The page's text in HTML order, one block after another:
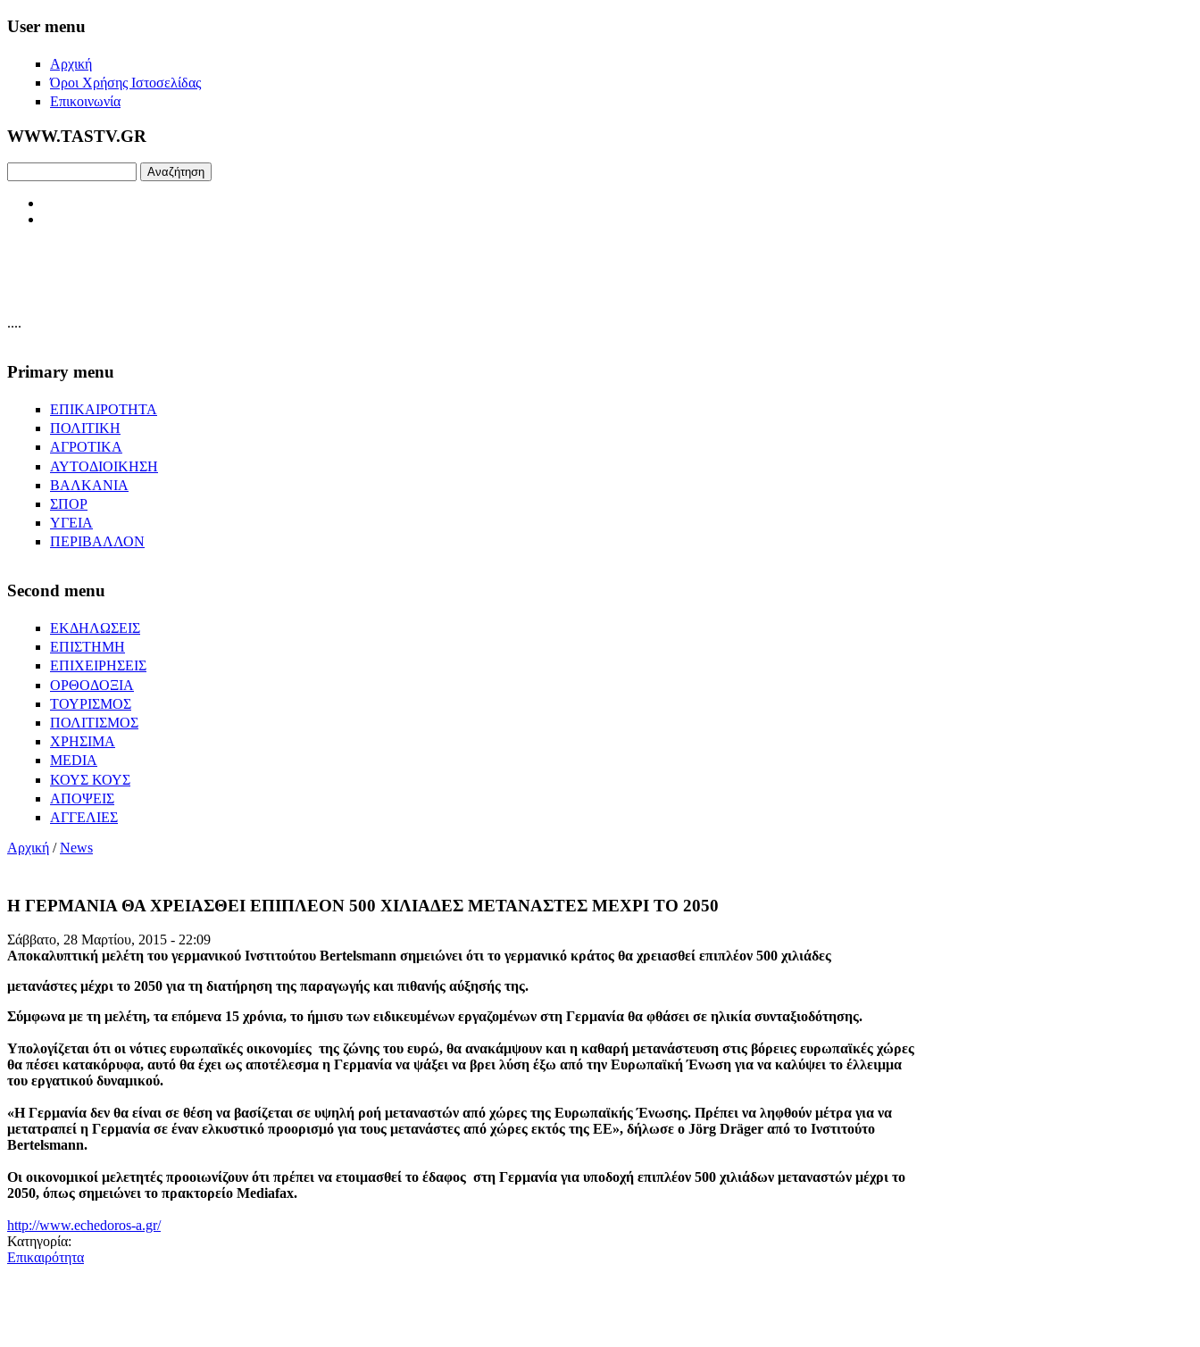
Skip to main content
User menu
Αρχική
Όροι Χρήσης Ιστοσελίδας
Επικοινωνία
WWW.TASTV.GR
....
Primary menu
ΕΠΙΚΑΙΡΟΤΗΤΑ
ΠΟΛΙΤΙΚΗ
ΑΓΡΟΤΙΚΑ
ΑΥΤΟΔΙΟΙΚΗΣΗ
ΒΑΛΚΑΝΙΑ
ΣΠΟΡ
ΥΓΕΙΑ
ΠΕΡΙΒΑΛΛΟΝ
Second menu
ΕΚΔΗΛΩΣΕΙΣ
ΕΠΙΣΤΗΜΗ
ΕΠΙΧΕΙΡΗΣΕΙΣ
ΟΡΘΟΔΟΞΙΑ
ΤΟΥΡΙΣΜΟΣ
ΠΟΛΙΤΙΣΜΟΣ
ΧΡΗΣΙΜΑ
MEDIA
ΚΟΥΣ ΚΟΥΣ
ΑΠΟΨΕΙΣ
ΑΓΓΕΛΙΕΣ
Αρχική /News
Η ΓΕΡΜΑΝΙΑ ΘΑ ΧΡΕΙΑΣΘΕΙ ΕΠΙΠΛΕΟΝ 500 ΧΙΛΙΑΔΕΣ ΜΕΤΑΝΑΣΤΕΣ ΜΕΧΡΙ ΤΟ 2050
Σάββατο, 28 Μαρτίου, 2015 - 22:09
Αποκαλυπτική μελέτη του γερμανικού Ινστιτούτου Bertelsmann σημειώνει ότι το γερμανικό κράτος θα χρειασθεί επιπλέον 500 χιλιάδες
μετανάστες μέχρι το 2050 για τη διατήρηση της παραγωγής και πιθανής αύξησής της.
Σύμφωνα με τη μελέτη, τα επόμενα 15 χρόνια, το ήμισυ των ειδικευμένων εργαζομένων στη Γερμανία θα φθάσει σε ηλικία συνταξιοδότησης.
Υπολογίζεται ότι οι νότιες ευρωπαϊκές οικονομίες της ζώνης του ευρώ, θα ανακάμψουν και η καθαρή μετανάστευση στις βόρειες ευρωπαϊκές χώρες
θα πέσει κατακόρυφα, αυτό θα έχει ως αποτέλεσμα η Γερμανία να ψάξει να βρει λύση έξω από την Ευρωπαϊκή Ένωση για να καλύψει το έλλειμμα
του εργατικού δυναμικού.
«Η Γερμανία δεν θα είναι σε θέση να βασίζεται σε υψηλή ροή μεταναστών από χώρες της Ευρωπαϊκής Ένωσης. Πρέπει να ληφθούν μέτρα για να
μετατραπεί η Γερμανία σε έναν ελκυστικό προορισμό για τους μετανάστες από χώρες εκτός της ΕΕ», δήλωσε ο Jörg Dräger από το Ινστιτούτο
Bertelsmann.
Οι οικονομικοί μελετητές προοιωνίζουν ότι πρέπει να ετοιμασθεί το έδαφος στη Γερμανία για υποδοχή επιπλέον 500 χιλιάδων μεταναστών μέχρι το
2050, όπως σημειώνει το πρακτορείο Mediafax.
http://www.echedoros-a.gr/
Κατηγορία:
Επικαιρότητα